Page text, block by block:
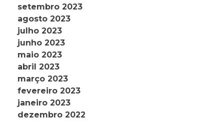
setembro 2023
agosto 2023
julho 2023
junho 2023
maio 2023
abril 2023
março 2023
fevereiro 2023
janeiro 2023
dezembro 2022